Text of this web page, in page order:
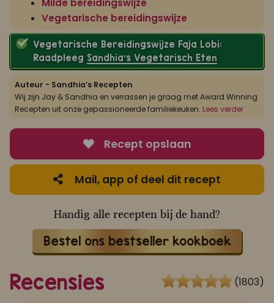
Milde bereidingswijze
Vegetarische bereidingswijze
Vegetarische Bereidingswijze Faja Lobi:
Raadpleeg Sandhia’s Vegetarisch Eten
Auteur - Sandhia’s Recepten
Wij zijn Jay & Sandhia en verrassen je graag met Award Winning
Recepten uit onze gepassioneerde familiekeuken. Lees verder
Recept opslaan
Mail, app of deel dit recept
Handig alle recepten bij de hand?
Bestel ons bestseller kookboek
Recensies (1803)